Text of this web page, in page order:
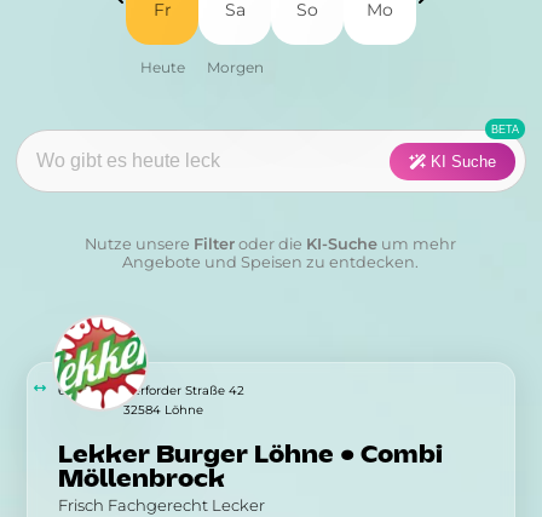
Fisch Fleisch
Pasta
Sushi Vegan
Kategorie:
Anwenden Löschen
Fr Sa So Mo
KI Suche
Nutze unsere Filter oder die KI-Suche um mehr
Angebote und Speisen zu entdecken.
Lekker Burger Löhne • Combi
Möllenbrock
Frisch Fachgerecht Lecker
641 m
Herforder Straße 42
32584 Löhne